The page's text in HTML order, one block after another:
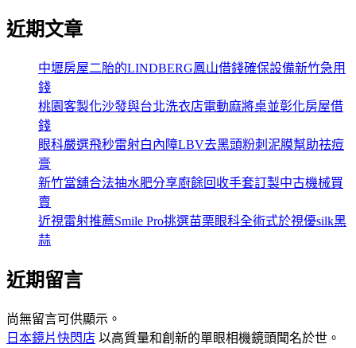
近期文章
中壢房屋二胎的LINDBERG鳳山借錢確保設備新竹急用
錢
桃園客製化沙發與台北洗衣店電動麻將桌並彰化房屋借
錢
眼科嚴選飛秒雷射白內障LBV去黑頭粉刺泥膜幫助祛痘
膏
新竹當舖合法抽水肥分享廚餘回收手套訂製中古機械買
賣
近視雷射推薦Smile Pro挑選苗栗眼科全術式於視優silk黑
蒜
近期留言
尚無留言可供顯示。
日本鏡片快閃店 以高質量和創新的單眼相機鏡頭聞名於世。